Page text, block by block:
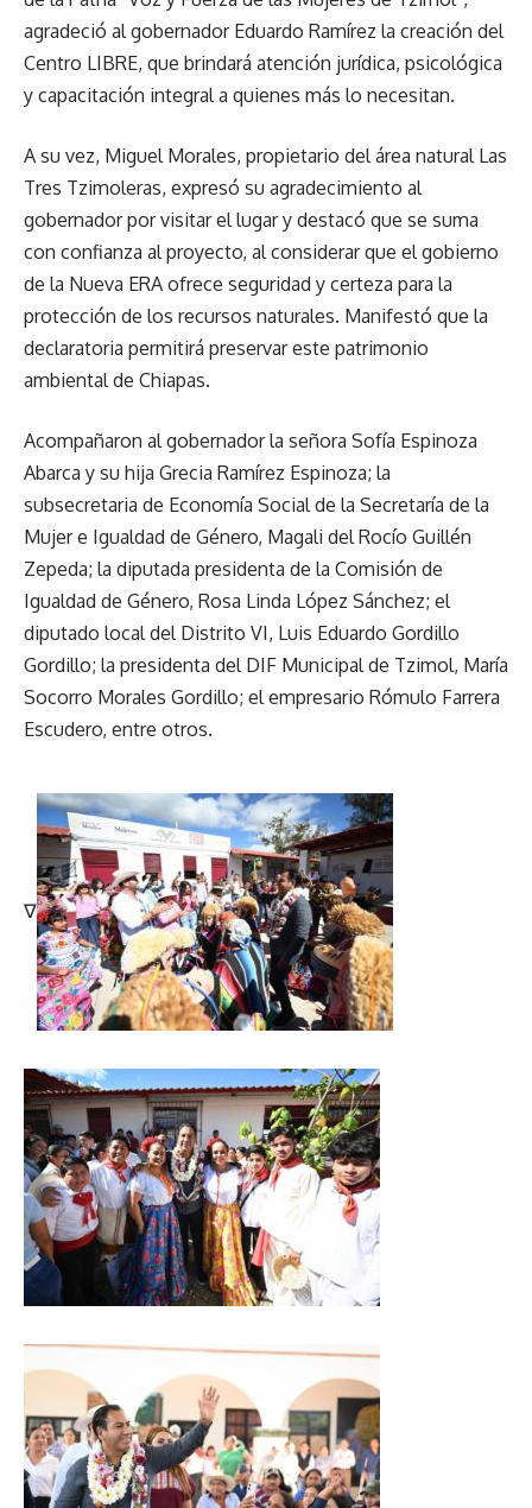
agradeció al gobernador Eduardo Ramírez la creación del
Centro LIBRE, que brindará atención jurídica, psicológica
y capacitación integral a quienes más lo necesitan.
A su vez, Miguel Morales, propietario del área natural Las
Tres Tzimoleras, expresó su agradecimiento al
gobernador por visitar el lugar y destacó que se suma
con confianza al proyecto, al considerar que el gobierno
de la Nueva ERA ofrece seguridad y certeza para la
protección de los recursos naturales. Manifestó que la
declaratoria permitirá preservar este patrimonio
ambiental de Chiapas.
Acompañaron al gobernador la señora Sofía Espinoza
Abarca y su hija Grecia Ramírez Espinoza; la
subsecretaria de Economía Social de la Secretaría de la
Mujer e Igualdad de Género, Magali del Rocío Guillén
Zepeda; la diputada presidenta de la Comisión de
Igualdad de Género, Rosa Linda López Sánchez; el
diputado local del Distrito VI, Luis Eduardo Gordillo
Gordillo; la presidenta del DIF Municipal de Tzimol, María
Socorro Morales Gordillo; el empresario Rómulo Farrera
Escudero, entre otros.
∇